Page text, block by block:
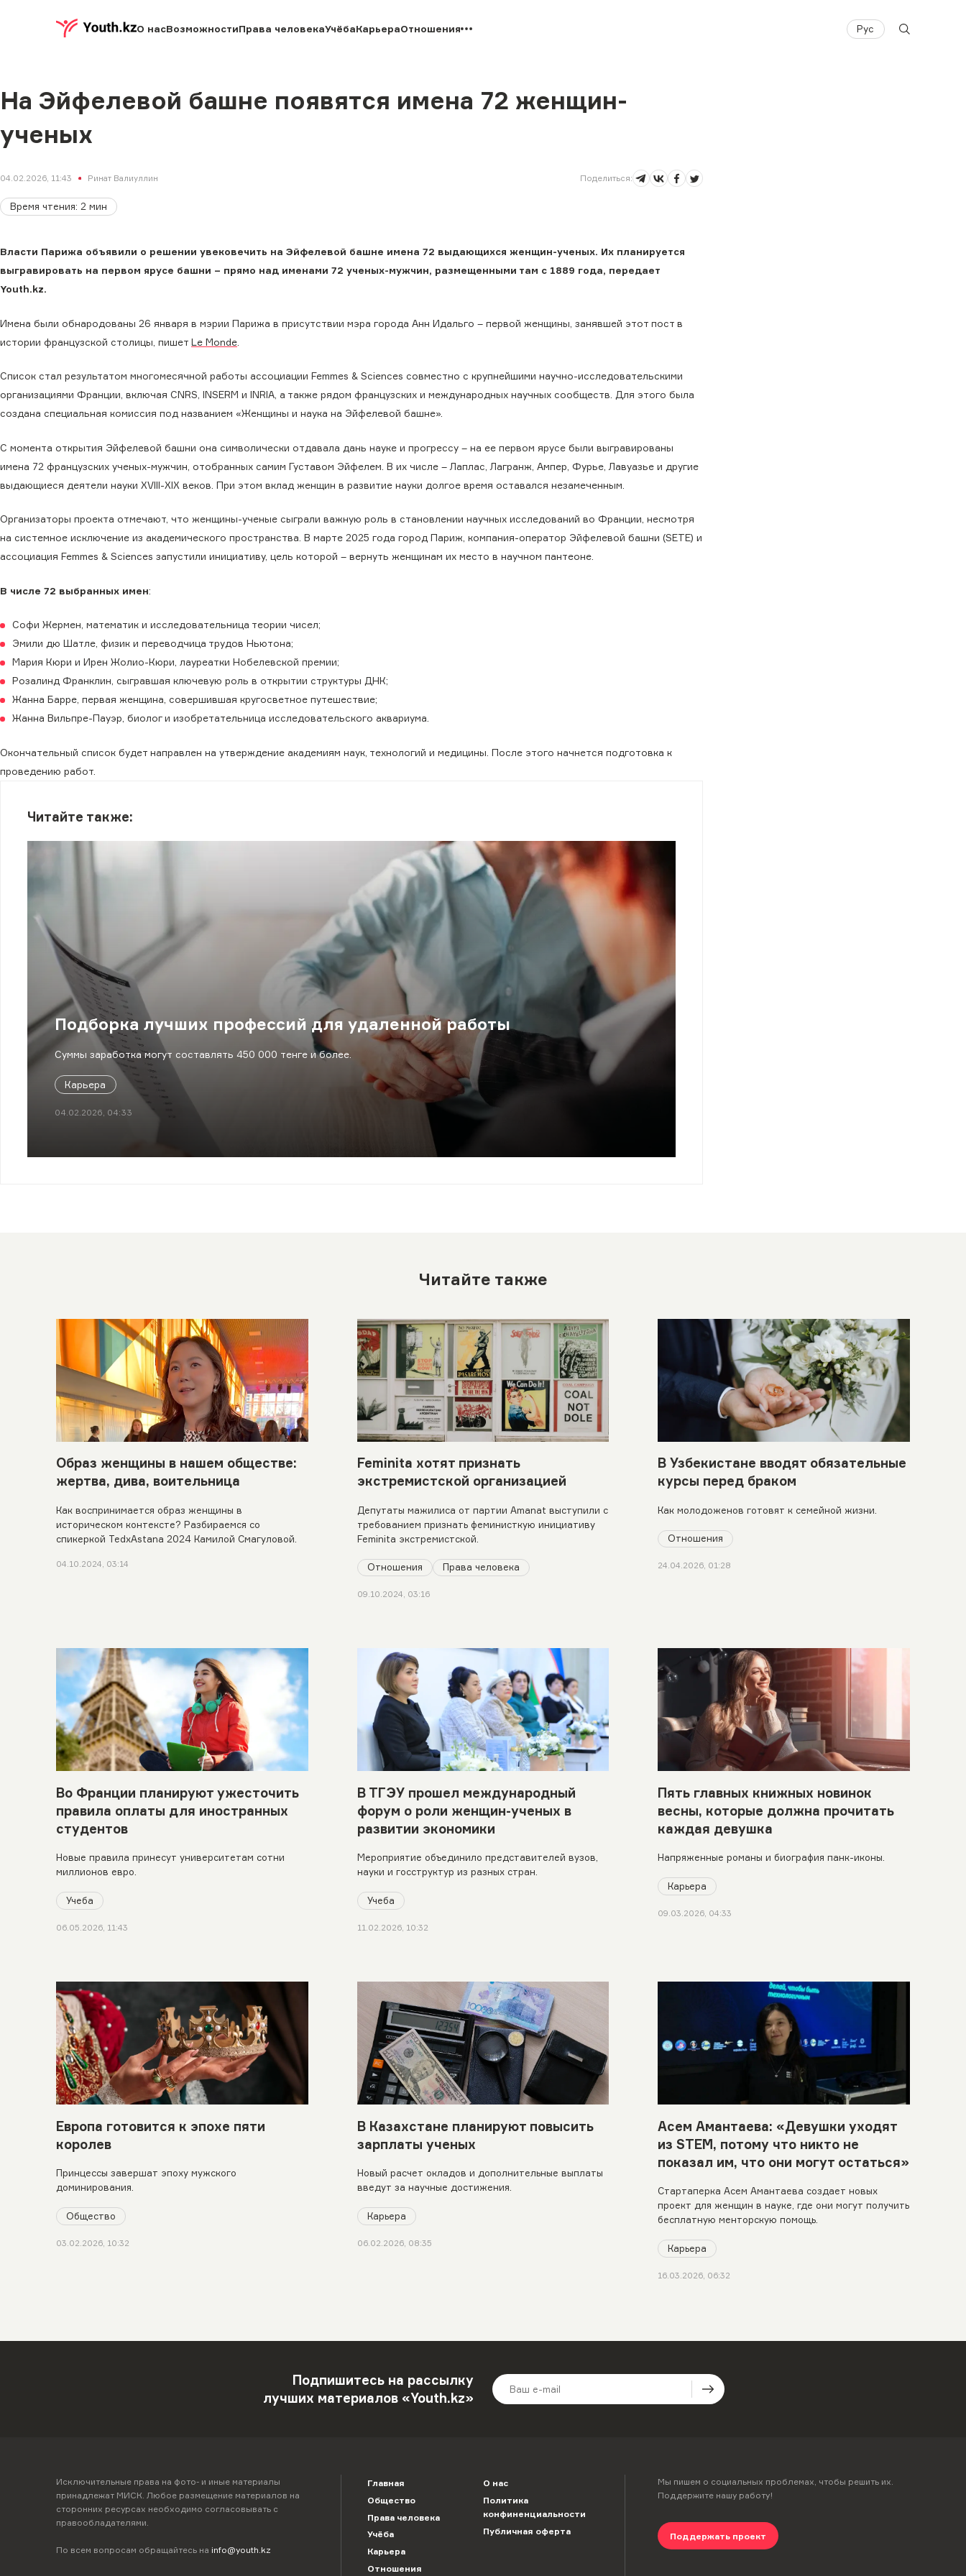
О насВозможностиПрава человекаУчёбаКарьераОтношения Рус
На Эйфелевой башне появятся имена 72 женщин-
ученых
04.02.2026, 11:43 Ринат Валиуллин Поделиться:
Время чтения: 2 мин
Власти Парижа объявили о решении увековечить на Эйфелевой башне имена 72 выдающихся женщин-ученых. Их планируется
выгравировать на первом ярусе башни – прямо над именами 72 ученых-мужчин, размещенными там с 1889 года, передает
Youth.kz.
Имена были обнародованы 26 января в мэрии Парижа в присутствии мэра города Анн Идальго – первой женщины, занявшей этот пост в
истории французской столицы, пишет Le Monde
Список стал результатом многомесячной работы ассоциации Femmes & Sciences совместно с крупнейшими научно-исследовательскими
организациями Франции, включая CNRS, INSERM и INRIA, а также рядом французских и международных научных сообществ. Для этого была
создана специальная комиссия под названием «Женщины и наука на Эйфелевой башне».
С момента открытия Эйфелевой башни она символически отдавала дань науке и прогрессу – на ее первом ярусе были выгравированы
имена 72 французских ученых-мужчин, отобранных самим Густавом Эйфелем. В их числе – Лаплас, Лагранж, Ампер, Фурье, Лавуазье и другие
выдающиеся деятели науки XVIII-XIX веков. При этом вклад женщин в развитие науки долгое время оставался незамеченным.
Организаторы проекта отмечают, что женщины-ученые сыграли важную роль в становлении научных исследований во Франции, несмотря
на системное исключение из академического пространства. В марте 2025 года город Париж, компания-оператор Эйфелевой башни (SETE) и
ассоциация Femmes & Sciences запустили инициативу, цель которой – вернуть женщинам их место в научном пантеоне.
В числе 72 выбранных имен:
Софи Жермен, математик и исследовательница теории чисел;
Эмили дю Шатле, физик и переводчица трудов Ньютона;
Мария Кюри и Ирен Жолио-Кюри, лауреатки Нобелевской премии;
Розалинд Франклин, сыгравшая ключевую роль в открытии структуры ДНК;
Жанна Барре, первая женщина, совершившая кругосветное путешествие;
Жанна Вильпре-Пауэр, биолог и изобретательница исследовательского аквариума.
Окончательный список будет направлен на утверждение академиям наук, технологий и медицины. После этого начнется подготовка к
проведению работ.
Читайте также:
Подборка лучших профессий для удаленной работы
Суммы заработка могут составлять 450 000 тенге и более.
Карьера
04.02.2026, 04:33
Читайте также
Образ женщины в нашем обществе:
жертва, дива, воительница
Как воспринимается образ женщины в
историческом контексте? Разбираемся со
спикеркой TedxAstana 2024 Камилой Смагуловой.
04.10.2024, 03:14
Feminita хотят признать
экстремистской организацией
Депутаты мажилиса от партии Amanat выступили с
требованием признать феминисткую инициативу
Feminita экстремистской.
Отношения Права человека
09.10.2024, 03:16
В Узбекистане вводят обязательные
курсы перед браком
Как молодоженов готовят к семейной жизни.
Отношения
24.04.2026, 01:28
Во Франции планируют ужесточить
правила оплаты для иностранных
студентов
Новые правила принесут университетам сотни
миллионов евро.
Учеба
06.05.2026, 11:43
В ТГЭУ прошел международный
форум о роли женщин-ученых в
развитии экономики
Мероприятие объединило представителей вузов,
науки и госструктур из разных стран.
Учеба
11.02.2026, 10:32
Пять главных книжных новинок
весны, которые должна прочитать
каждая девушка
Напряженные романы и биография панк-иконы.
Карьера
09.03.2026, 04:33
Европа готовится к эпохе пяти
королев
Принцессы завершат эпоху мужского
доминирования.
Общество
03.02.2026, 10:32
В Казахстане планируют повысить
зарплаты ученых
Новый расчет окладов и дополнительные выплаты
введут за научные достижения.
Карьера
06.02.2026, 08:35
Асем Амантаева: «Девушки уходят
из STEM, потому что никто не
показал им, что они могут остаться»
Стартаперка Асем Амантаева создает новых
проект для женщин в науке, где они могут получить
бесплатную менторскую помощь.
Карьера
16.03.2026, 06:32
Подпишитесь на рассылку
лучших материалов «Youth.kz»
Исключительные права на фото- и иные материалы
принадлежат МИСК. Любое размещение материалов на
сторонних ресурсах необходимо согласовывать с
правообладателями.
По всем вопросам обращайтесь на info@youth.kz
Главная
Общество
Права человека
Учёба
Карьера
Отношения
О нас
Политика
конфиненциальности
Публичная оферта
Мы пишем о социальных проблемах, чтобы решить их.
Поддержите нашу работу!
Поддержать проект